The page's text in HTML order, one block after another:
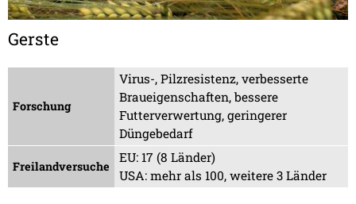
Gerste
Forschung
Virus-, Pilzresistenz, verbesserte
Braueigenschaften, bessere
Futterverwertung, geringerer
Düngebedarf
Freilandversuche
EU: 17 (8 Länder)
USA: mehr als 100, weitere 3 Länder